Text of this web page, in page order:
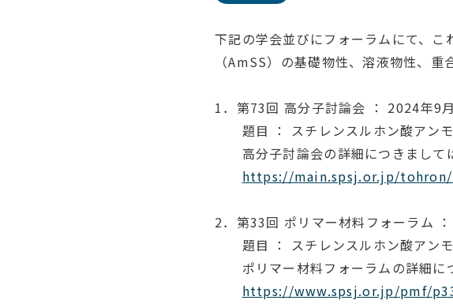
下記の学会並びにフォーラムにて、
（AmSS）の基礎物性、溶液物性、
1．第73回 高分子討論会 ： 2024年9
題目 ： スチレンスルホン酸アンモ
高分子討論会の詳細につきまして
https://main.spsj.or.jp/
2．第33回 ポリマー材料フォーラム
題目 ： スチレンスルホン酸アンモ
ポリマー材料フォーラムの詳細に
https://www.spsj.or.jp/pmf/